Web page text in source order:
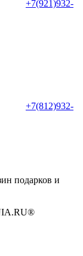
+7(921)932-
+7(812)932-
подарков и